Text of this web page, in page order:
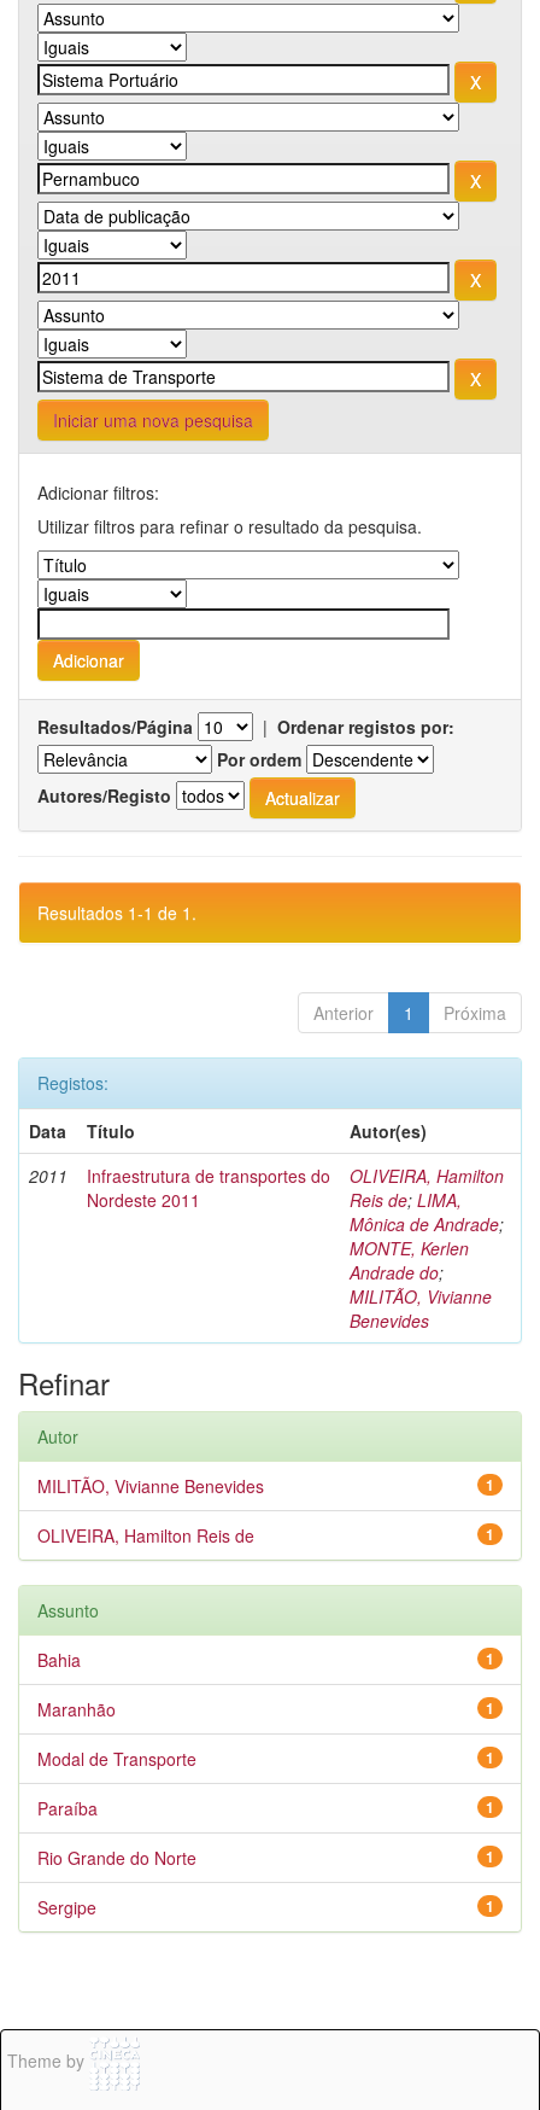
Iniciar uma nova pesquisa
Adicionar filtros:
Utilizar filtros para refinar o resultado da pesquisa.
Resultados/Página | Ordenar registos por:
Por ordem
Autores/Registo
Resultados 1-1 de 1.
Anterior 1 Próxima
Registos:
Data
Título
Autor(es)
2011
Infraestrutura de transportes do
Nordeste 2011
OLIVEIRA, Hamilton
Reis de; LIMA,
Mônica de Andrade;
MONTE, Kerlen
Andrade do;
MILITÃO, Vivianne
Benevides
Refinar
Autor
1
MILITÃO, Vivianne Benevides
1
OLIVEIRA, Hamilton Reis de
Assunto
1
Bahia
1
Maranhão
1
Modal de Transporte
1
Paraíba
1
Rio Grande do Norte
1
Sergipe
Theme by